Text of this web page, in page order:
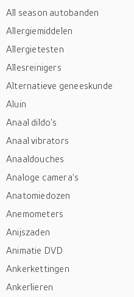
All season autobanden
Allergiemiddelen
Allergietesten
Allesreinigers
Alternatieve geneeskunde
Aluin
Anaal dildo's
Anaal vibrators
Anaaldouches
Analoge camera's
Anatomiedozen
Anemometers
Anijszaden
Animatie DVD
Ankerkettingen
Ankerlieren